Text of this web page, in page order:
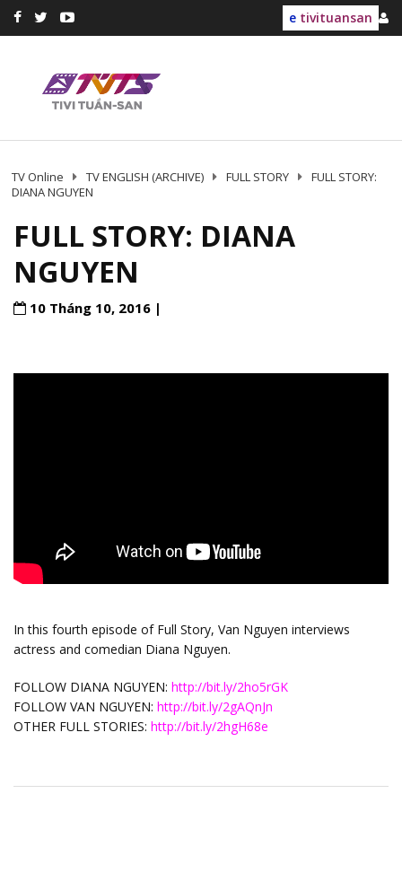
e tivituansan
TV Online TV ENGLISH (ARCHIVE) FULL STORY
FULL STORY:
DIANA NGUYEN
FULL STORY: DIANA
NGUYEN
10 Tháng 10, 2016 |
In this fourth episode of Full Story, Van Nguyen interviews
actress and comedian Diana Nguyen.
FOLLOW DIANA NGUYEN: http://bit.ly/2ho5rGK
FOLLOW VAN NGUYEN: http://bit.ly/2gAQnJn
OTHER FULL STORIES: http://bit.ly/2hgH68e